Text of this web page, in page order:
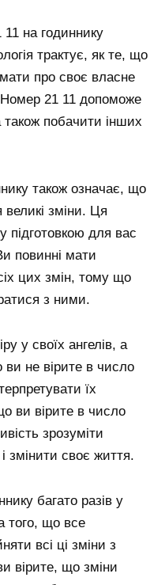
на годиннику
трактує, як те, що
про своє власне
21 11 допоможе
побачити інших
також означає, що
зміни. Ця
підготовкою для вас
повинні мати
цих змін, тому що
з ними.
у своїх ангелів, а
ви не вірите в число
їх
ви вірите в число
зрозуміти
змінити своє життя.
багато разів у
того, що все
всі ці зміни з
вірите, що зміни